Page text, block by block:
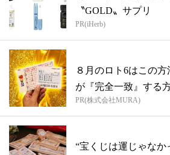
〝GOLD〟サプリ
PR(iHerb)
８月のロト6はこの
が『完全一致』する
PR(株式会社MURA)
“宝くじは運じゃなか